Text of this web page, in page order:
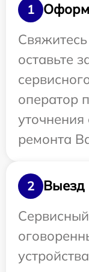
1
оставьте
оператор
уточнения
ремонта
2
Выезд